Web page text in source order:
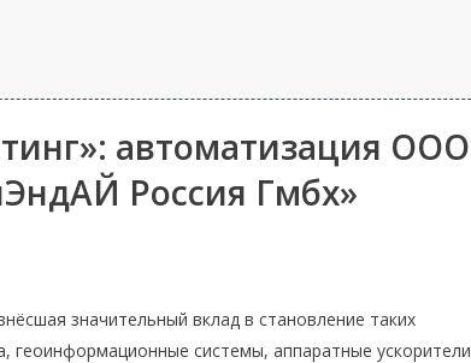
автоматизация ООО
Россия Гмбх»
значительный вклад в становление таких
геоинформационные системы, аппаратные ускорители